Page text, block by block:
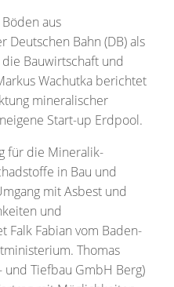
aus
Bahn (DB) als
Bauwirtschaft und
Wachutka berichtet
mineralischer
Start-up Erdpool.
für die Mineralik-
in Bau und
mit Asbest und
und
Falk Fabian vom Baden-
Thomas
und Tiefbau GmbH Berg)